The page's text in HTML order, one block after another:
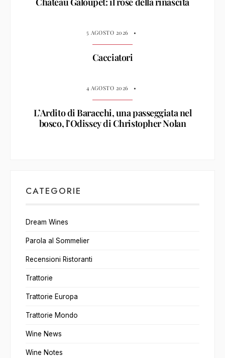
5 AGOSTO 2026 •
Cacciatori
4 AGOSTO 2026 •
L’Ardito di Baracchi, una passeggiata nel
bosco, l’Odissey di Christopher Nolan
CATEGORIE
Dream Wines
Parola al Sommelier
Recensioni Ristoranti
Trattorie
Trattorie Europa
Trattorie Mondo
Wine News
Wine Notes